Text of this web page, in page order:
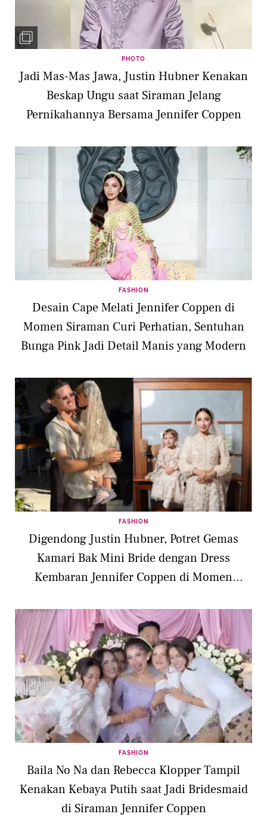
PHOTO
Jadi Mas-Mas Jawa, Justin Hubner Kenakan
Beskap Ungu saat Siraman Jelang
Pernikahannya Bersama Jennifer Coppen
FASHION
Desain Cape Melati Jennifer Coppen di
Momen Siraman Curi Perhatian, Sentuhan
Bunga Pink Jadi Detail Manis yang Modern
FASHION
Digendong Justin Hubner, Potret Gemas
Kamari Bak Mini Bride dengan Dress
Kembaran Jennifer Coppen di Momen
FASHION
Baila No Na dan Rebecca Klopper Tampil
Kenakan Kebaya Putih saat Jadi Bridesmaid
di Siraman Jennifer Coppen